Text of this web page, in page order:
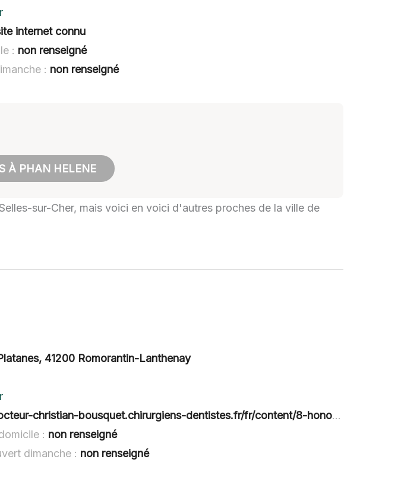
internet connu
: non renseigné
: non renseigné
À PHAN HELENE
sur-Cher, mais voici en voici d'autres proches de la ville de
41200 Romorantin-Lanthenay
christian-bousquet.chirurgiens-dentistes.fr/fr/content/8-honoraires
: non renseigné
dimanche : non renseigné